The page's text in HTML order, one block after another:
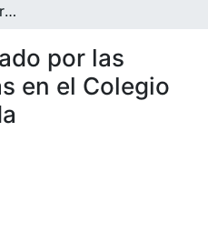
Reinado organizado por las monjas agustinas en el Colegio María Inmaculada
por las
en el Colegio